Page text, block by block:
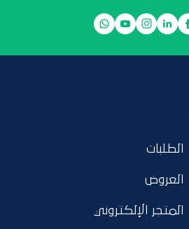
الطلبات
العروض
المتجر الإلكتروني